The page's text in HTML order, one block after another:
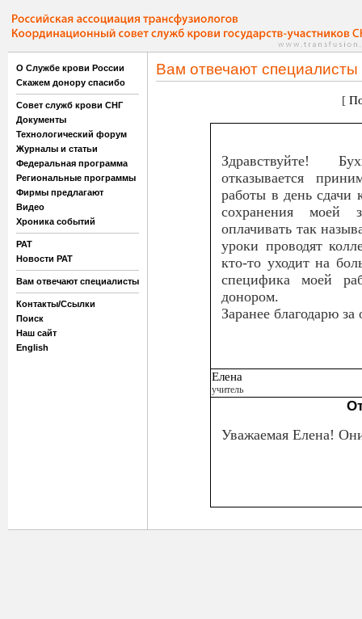
О Службе крови России
Скажем донору спасибо
Совет служб крови СНГ
Документы
Технологический форум
Журналы и статьи
Федеральная программа
Региональные программы
Фирмы предлагают
Видео
Хроника событий
РАТ
Новости РАТ
Вам отвечают специалисты
Контакты/Ссылки
Поиск
Наш сайт
English
Вам отвечают специалисты
[
Здравствуйте!
отказывается
работы в день сдачи
сохранения моей
оплачивать так
уроки проводят
кто-то уходит на
специфика моей
донором.
Заранее благодарю за
Елена
учитель
Уважаемая Елена!